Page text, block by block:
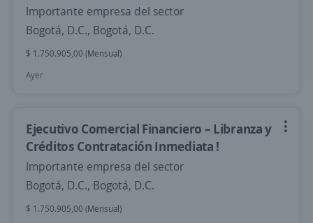
Importante empresa del sector
Bogotá, D.C., Bogotá, D.C.
$ 1.750.905,00 (Mensual)
Ayer
Ejecutivo Comercial Financiero – Libranza y
Créditos Contratación Inmediata !
Importante empresa del sector
Bogotá, D.C., Bogotá, D.C.
$ 1.750.905,00 (Mensual)